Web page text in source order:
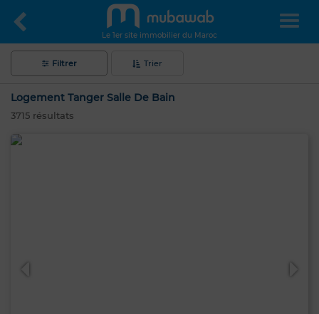
Le 1er site immobilier du Maroc
Filtrer Trier
Logement Tanger Salle De Bain
3715 résultats